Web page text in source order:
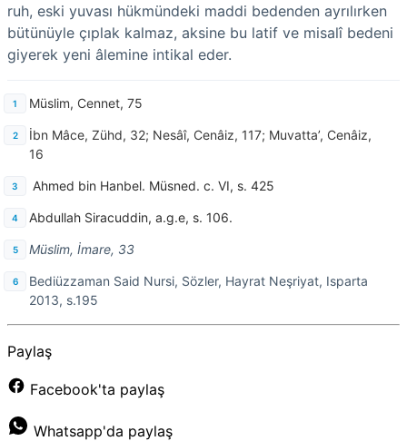
ruh, eski yuvası hükmündeki maddi bedenden ayrılırken
bütünüyle çıplak kalmaz, aksine bu latif ve misalî bedeni
giyerek yeni âlemine intikal eder.
Müslim, Cennet, 75
İbn Mâce, Zühd, 32; Nesâî, Cenâiz, 117; Muvatta’, Cenâiz,
16
Ahmed bin Hanbel. Müsned. c. VI, s. 425
Abdullah Siracuddin, a.g.e, s. 106.
Müslim, İmare, 33
Bediüzzaman Said Nursi, Sözler, Hayrat Neşriyat, Isparta
2013, s.195
Paylaş
Facebook'ta paylaş
Whatsapp'da paylaş